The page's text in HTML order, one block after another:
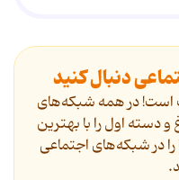
دنبال کنید
است! در همه شبکه‌های
دسته اول را با بهترین
را در شبکه‌های اجتماعی